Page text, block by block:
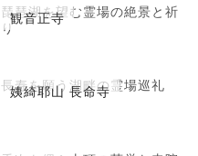
観音正寺
琵琶湖を望む霊場の絶景と祈
り
姨綺耶山 長命寺
長寿を願う湖畔の霊場巡礼